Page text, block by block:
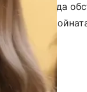
трябва да
на
в…